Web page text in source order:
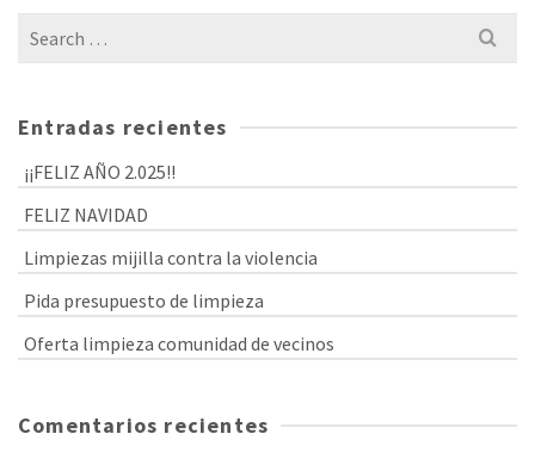
Search
Entradas recientes
¡¡FELIZ AÑO 2.025!!
FELIZ NAVIDAD
Limpiezas mijilla contra la violencia
Pida presupuesto de limpieza
Oferta limpieza comunidad de vecinos
Comentarios recientes